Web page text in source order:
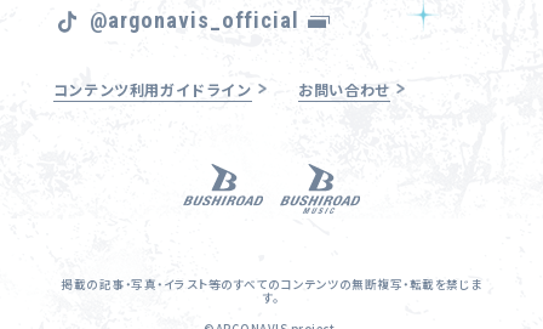
@argonavis_official
コンテンツ利用ガイドライン お問い合わせ
掲載の記事・写真・イラスト等のすべてのコンテンツの無断複写・転載を禁じま
す。